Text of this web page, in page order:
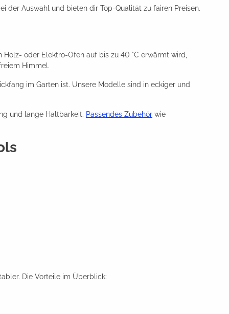
der Auswahl und bieten dir Top-Qualität zu fairen Preisen.
oder Elektro-Ofen auf bis zu 40 °C erwärmt wird,
Himmel.
im Garten ist. Unsere Modelle sind in eckiger und
und lange Haltbarkeit. Passendes Zubehör wie
Die Vorteile im Überblick: